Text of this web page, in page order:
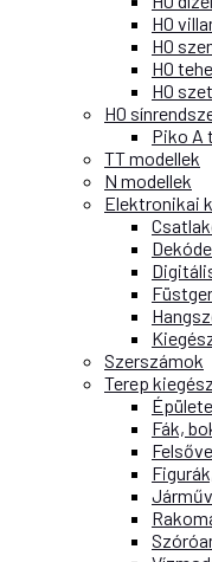
H0
H0
H0
H0
H0
Piko A
TT modellek
N modellek
Elektronikai
Szerszámok
Terep
Fák,